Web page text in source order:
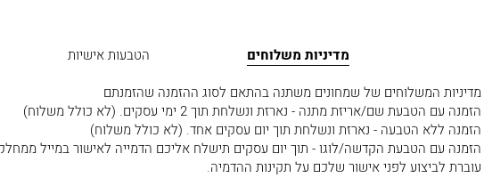
מדיניות משלוחים הטבעות אישיות
מדיניות המשלוחים של שמחונים משתנה בהתאם לסוג ההזמנה שהזמנתם
הזמנה עם הטבעת שם/אריזת מתנה - נארזת ונשלחת תוך 2 ימי עסקים. (לא כולל משלוח)
הזמנה ללא הטבעה - נארזת ונשלחת תוך יום עסקים אחד. (לא כולל משלוח)
הזמנה עם הטבעת הקדשה/לוגו - תוך יום עסקים תישלח אליכם הדמייה לאישור במייל
עוברת לביצוע לפני אישור שלכם על תקינות ההדמיה.